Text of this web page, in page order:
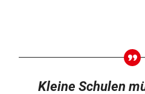
Kleine Schulen